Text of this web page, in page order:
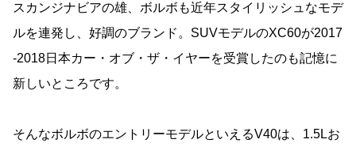
スカンジナビアの雄、ボルボも近年スタイリッシュなモデ
ルを連発し、好調のブランド。SUVモデルのXC60が2017
-2018日本カー・オブ・ザ・イヤーを受賞したのも記憶に
新しいところです。
そんなボルボのエントリーモデルといえるV40は、1.5Lお